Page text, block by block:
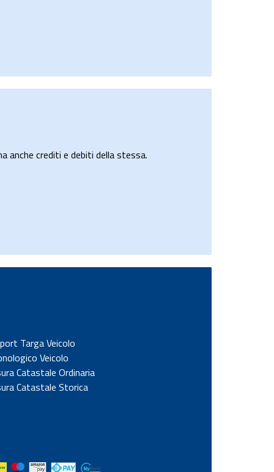
anche crediti e debiti della stessa.
Targa Veicolo
Veicolo
Catastale Ordinaria
Catastale Storica